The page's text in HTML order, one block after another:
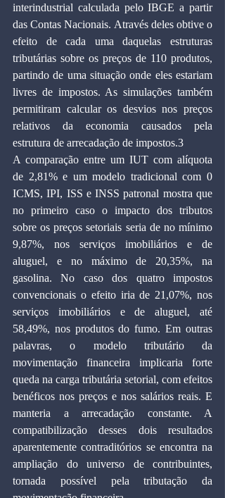
interindustrial calculada pelo IBGE a partir
das Contas Nacionais. Através deles obtive o
efeito de cada uma daquelas estruturas
tributárias sobre os preços de 110 produtos,
partindo de uma situação onde eles estariam
livres de impostos. As simulações também
permitiram calcular os desvios nos preços
relativos da economia causados pela
estrutura de arrecadação de impostos.3
A comparação entre um IUT com alíquota
de 2,81% e um modelo tradicional com 0
ICMS, IPI, ISS e INSS patronal mostra que
no primeiro caso o impacto dos tributos
sobre os preços setoriais seria de no mínimo
9,87%, nos serviços imobiliários e de
aluguel, e no máximo de 20,35%, na
gasolina. No caso dos quatro impostos
convencionais o efeito iria de 21,07%, nos
serviços imobiliários e de aluguel, até
58,49%, nos produtos do fumo. Em outras
palavras, o modelo tributário da
movimentação financeira implicaria forte
queda na carga tributária setorial, com efeitos
benéficos nos preços e nos salários reais. E
manteria a arrecadação constante. A
compatibilização desses dois resultados
aparentemente contraditórios se encontra na
ampliação do universo de contribuintes,
tornada possível pela tributação da